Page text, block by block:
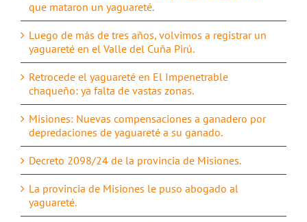
que mataron un yaguareté.
Luego de más de tres años, volvimos a registrar un
yaguareté en el Valle del Cuña Pirú.
Retrocede el yaguareté en El Impenetrable
chaqueño: ya falta de vastas zonas.
Misiones: Nuevas compensaciones a ganadero por
depredaciones de yaguareté a su ganado.
Decreto 2098/24 de la provincia de Misiones.
La provincia de Misiones le puso abogado al
yaguareté.